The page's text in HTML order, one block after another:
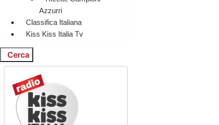
Azzurri
Classifica Italiana
Kiss Kiss Italia Tv
Cerca